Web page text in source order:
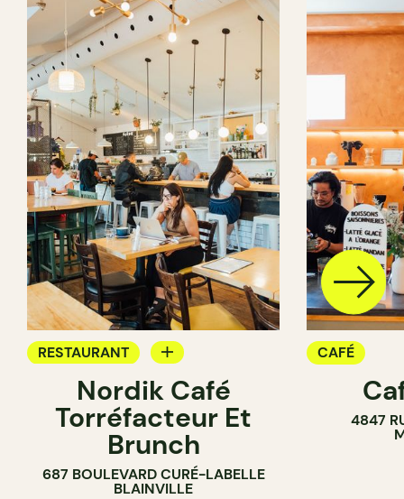
RESTAURANT
Nordik Café
Torréfacteur Et
Brunch
687 BOULEVARD CURÉ-LABELLE
BLAINVILLE
CAFÉ
4847